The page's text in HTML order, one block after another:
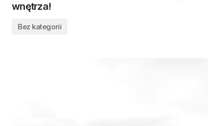
wnętrza!
Bez kategorii